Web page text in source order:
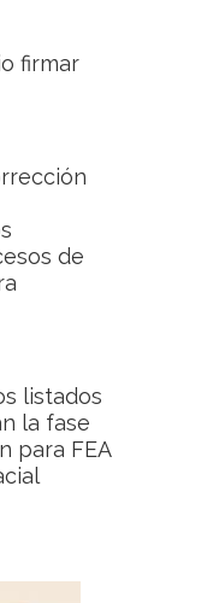
firmar
de
listados
la fase
para FEA